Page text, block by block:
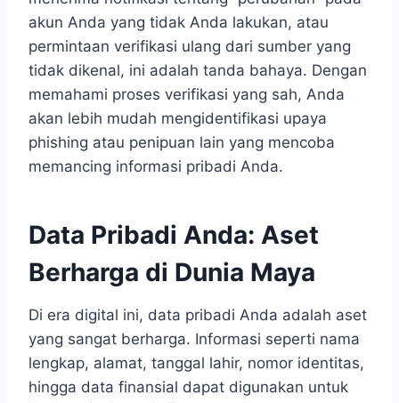
akun Anda yang tidak Anda lakukan, atau
permintaan verifikasi ulang dari sumber yang
tidak dikenal, ini adalah tanda bahaya. Dengan
memahami proses verifikasi yang sah, Anda
akan lebih mudah mengidentifikasi upaya
phishing atau penipuan lain yang mencoba
memancing informasi pribadi Anda.
Data Pribadi Anda: Aset
Berharga di Dunia Maya
Di era digital ini, data pribadi Anda adalah aset
yang sangat berharga. Informasi seperti nama
lengkap, alamat, tanggal lahir, nomor identitas,
hingga data finansial dapat digunakan untuk